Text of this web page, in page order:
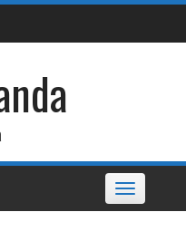
Toggle
navigation